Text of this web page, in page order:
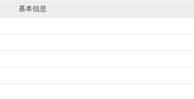
基本信息